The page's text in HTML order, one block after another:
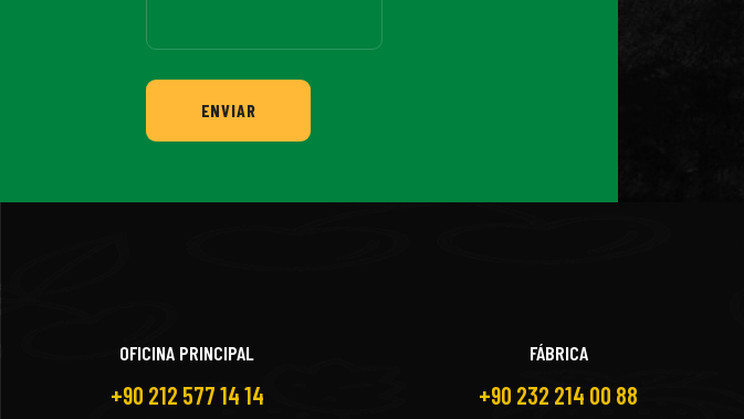
ENVIAR
OFICINA PRINCIPAL
+90 212 577 14 14
FÁBRICA
+90 232 214 00 88